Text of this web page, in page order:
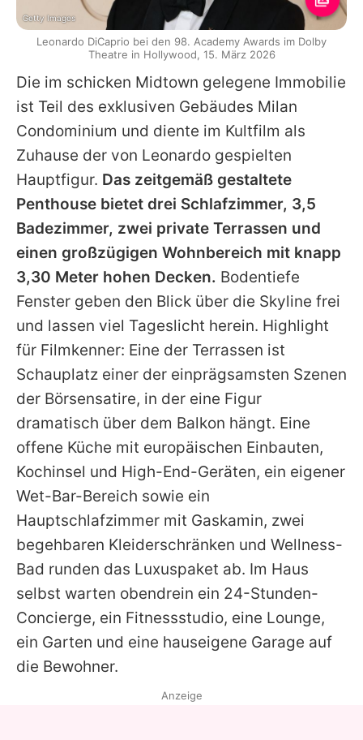
Die im schicken Midtown gelegene Immobilie
ist Teil des exklusiven Gebäudes Milan
Condominium und diente im Kultfilm als
Zuhause der von Leonardo gespielten
Hauptfigur. Das zeitgemäß gestaltete
Penthouse bietet drei Schlafzimmer, 3,5
Badezimmer, zwei private Terrassen und
einen großzügigen Wohnbereich mit knapp
3,30 Meter hohen Decken. Bodentiefe
Fenster geben den Blick über die Skyline frei
und lassen viel Tageslicht herein. Highlight
für Filmkenner: Eine der Terrassen ist
Schauplatz einer der einprägsamsten Szenen
der Börsensatire, in der eine Figur
dramatisch über dem Balkon hängt. Eine
offene Küche mit europäischen Einbauten,
Kochinsel und High-End-Geräten, ein eigener
Wet-Bar-Bereich sowie ein
Hauptschlafzimmer mit Gaskamin, zwei
begehbaren Kleiderschränken und Wellness-
Bad runden das Luxuspaket ab. Im Haus
selbst warten obendrein ein 24-Stunden-
Concierge, ein Fitnessstudio, eine Lounge,
ein Garten und eine hauseigene Garage auf
die Bewohner.
Getty Images
Leonardo DiCaprio bei den 98. Academy Awards im Dolby
Theatre in Hollywood, 15. März 2026
Anzeige